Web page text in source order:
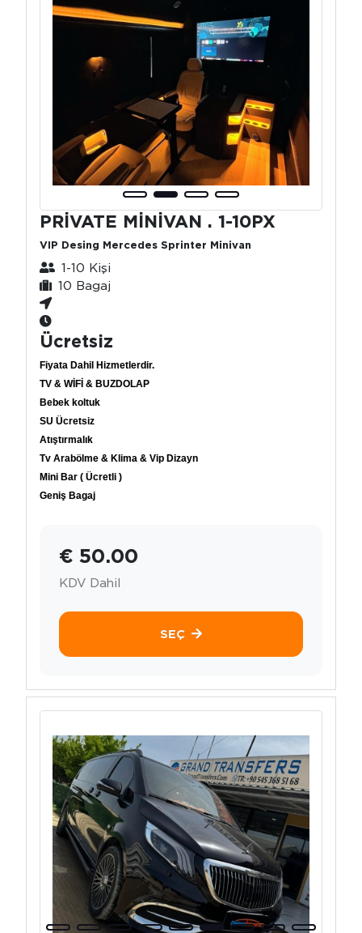
PRİVATE MİNİVAN . 1-10PX
VIP Desing Mercedes Sprinter Minivan
1-10 Kişi
10 Bagaj
Ücretsiz
Fiyata Dahil Hizmetlerdir.
TV & WİFİ & BUZDOLAP
Bebek koltuk
SU Ücretsiz
Atıştırmalık
Tv Arabölme & Klima & Vip Dizayn
Mini Bar ( Ücretli )
Geniş Bagaj
€ 50.00
KDV Dahil
SEÇ